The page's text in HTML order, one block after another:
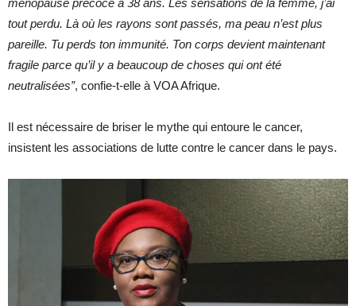
ménopause précoce à 38 ans. Les sensations de la femme, j’ai
tout perdu. Là où les rayons sont passés, ma peau n’est plus
pareille. Tu perds ton immunité. Ton corps devient maintenant
fragile parce qu’il y a beaucoup de choses qui ont été
neutralisées”, confie-t-elle à VOA Afrique.
Il est nécessaire de briser le mythe qui entoure le cancer,
insistent les associations de lutte contre le cancer dans le pays.